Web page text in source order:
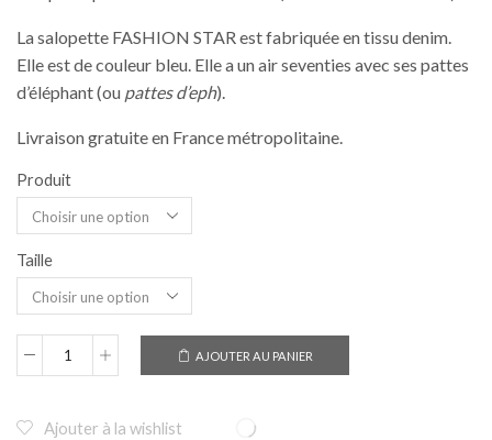
La salopette FASHION STAR est fabriquée en tissu denim.
Elle est de couleur bleu. Elle a un air seventies avec ses pattes
d’éléphant (ou pattes d’eph).
Livraison gratuite en France métropolitaine.
Produit
Taille
quantité
fille
AJOUTER AU PANIER
Ajouter à la wishlist